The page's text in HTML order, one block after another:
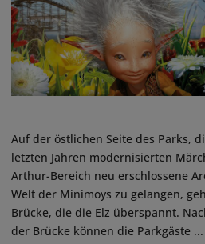
Auf der östlichen Seite des Parks,
letzten Jahren modernisierten
Arthur-Bereich neu erschlossene
Welt der Minimoys zu gelangen,
Brücke, die die Elz überspannt.
der Brücke können die Parkgäste ...